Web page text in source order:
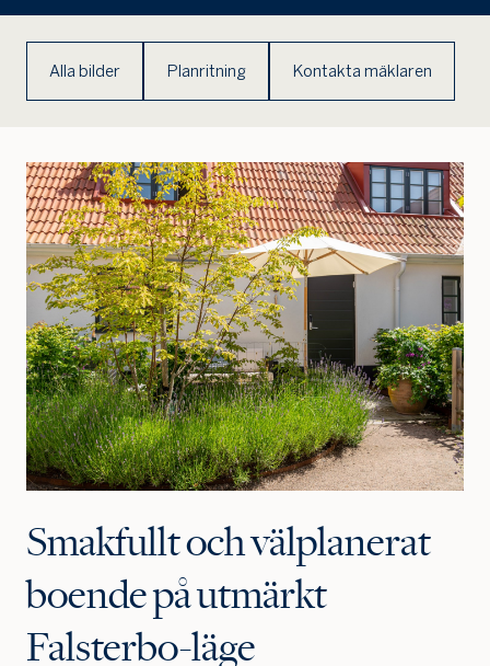
Alla bilder Planritning Kontakta mäklaren
Smakfullt och välplanerat
boende på utmärkt
Falsterbo-läge